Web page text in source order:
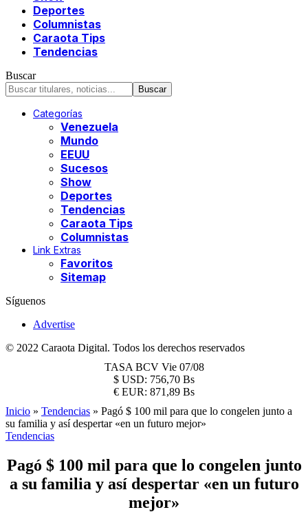
Deportes
Columnistas
Caraota Tips
Tendencias
Buscar
Categorías
Venezuela
Mundo
EEUU
Sucesos
Show
Deportes
Tendencias
Caraota Tips
Columnistas
Link Extras
Favoritos
Sitemap
Síguenos
Advertise
© 2022 Caraota Digital. Todos los derechos reservados
TASA BCV Vie 07/08
$ USD: 756,70 Bs
€ EUR: 871,89 Bs
Inicio » Tendencias » Pagó $ 100 mil para que lo congelen junto a
su familia y así despertar «en un futuro mejor»
Tendencias
Pagó $ 100 mil para que lo congelen junto
a su familia y así despertar «en un futuro
mejor»